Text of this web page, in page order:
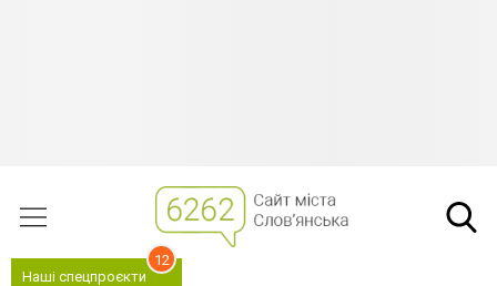
Наші спецпроєкти
12